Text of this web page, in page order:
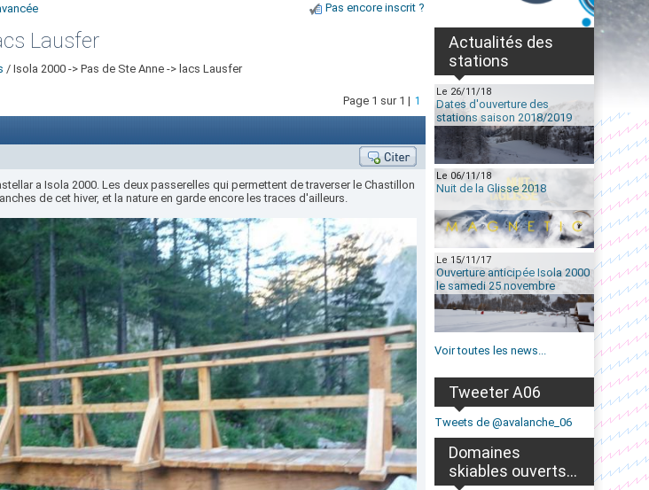
Pas encore inscrit ?
Lausfer
/ Isola 2000 -> Pas de Ste Anne -> lacs Lausfer
Page 1 sur 1 | 1
a Isola 2000. Les deux passerelles qui permettent de traverser le Chastillon
de cet hiver, et la nature en garde encore les traces d'ailleurs.
Actualités des
stations
Le 26/11/18
Dates d'ouverture des
stations saison 2018/2019
Le 06/11/18
Nuit de la Glisse 2018
Le 15/11/17
Ouverture anticipée Isola 2000
le samedi 25 novembre
Voir toutes les news...
Tweeter A06
Tweets de @avalanche_06
Domaines
skiables ouverts...